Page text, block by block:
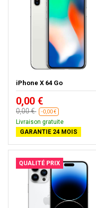
iPhone X 64 Go
0,00 €
0,00 € -0,00 €
Livraison gratuite
GARANTIE 24 MOIS
QUALITÉ PRIX